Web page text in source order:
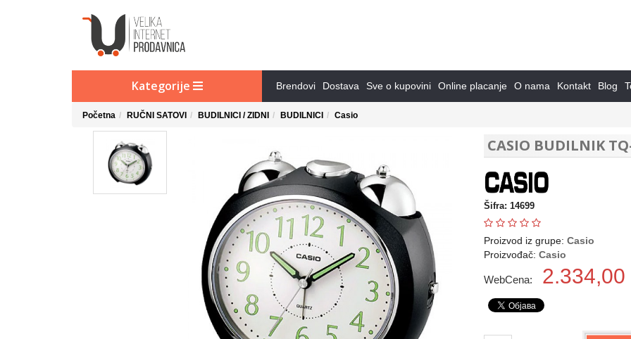
Kategorije Brendovi Dostava Sve o kupovini Online placanje O nama Kontakt Blog
Početna RUČNI SATOVI BUDILNICI / ZIDNI BUDILNICI Casio
CASIO BUDILNIK
Šifra: 14699
Proizvod iz grupe: Casio
Proizvođač: Casio
WebCena: 2.334,00